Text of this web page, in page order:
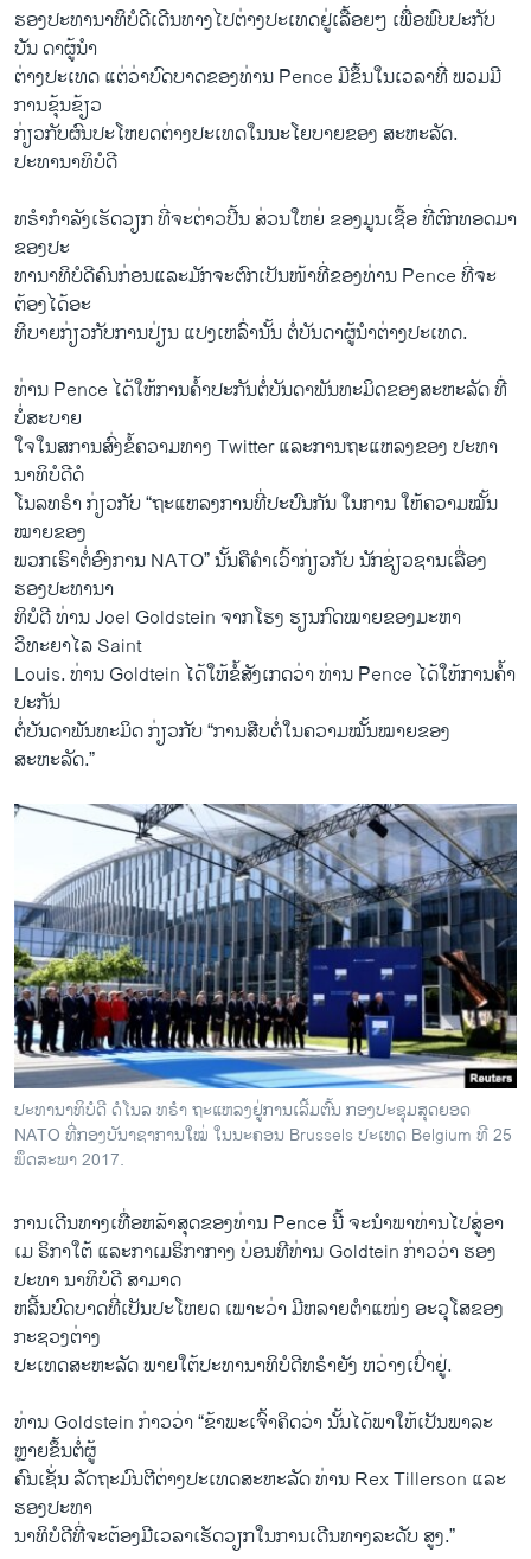
ຮອງປະທານາທິບໍດີເດີນທາງໄປຕ່າງປະເທດຢູ່ເລື້ອຍໆ ເພື່ອພົບປະກັບ
ບັນ ດາຜູ້ນຳ
ຕ່າງປະເທດ ແຕ່ວ່າບົດບາດຂອງທ່ານ Pence ມີຂຶ້ນໃນເວລາທີ່ ພວມ​ມີ​
ການ​ຂຸ້ນ​ຂ້ຽວ​
ກ່ຽວ​ກັບຜົນປະໂຫຍດຕ່າງປະເທດໃນນະໂຍບາຍ​ຂອງ ສະຫະລັດ.
ປະທານາທິບໍດີ
ທຣໍາກຳລັງເຮັດວຽກ ທີ່ຈະຕ່າວປີ້ນ ສ່ວນໃຫຍ່ ຂອງມູນ​ເຊື້ອ ທີ່ຕົກທອດມາ
ຂອງປະ
ທານາທິບໍດີຄົນກ່ອນແລະມັກຈະຕົກເປັນໜ້າທີ່ຂອງທ່ານ Pence ທີ່ຈະ
ຕ້ອງ​ໄດ້ອະ
ທິບາຍກ່ຽວ​ກັບການປ່ຽນ ແປງເຫລົ່ານັ້ນ ຕໍ່ບັນດາຜູ້ນຳຕ່າງປະເທດ.
ທ່ານ Pence ໄດ້ໃຫ້ການຄໍ້າປະກັນຕໍ່ບັນດາພັນທະມິດຂອງສະຫະລັດ ທີ່
ບໍ່ສະບາຍ
ໃຈ​ໃນ​ສການສົ່ງຂໍ້ຄວາມທາງ Twitter ແລະການຖະແຫລງຂອງ ປະທາ
ນາທິບໍດີດໍ
ໂນລທຣໍາ ກ່ຽວ​ກັບ “ຖະແຫລງການທີ່ປະ​ປົນ​ກັນ ​ໃນ​ການ ​ໃຫ້ຄວາມໝັ້ນ
ໝາຍຂອງ
ພວກເຮົາຕໍ່ອົງການ NATO” ນັ້ນຄື​ຄຳ​ເວົ້າກ່ຽວ​ກັບ ນັກ​ຊ່ຽວຊານ​ເລື່ອງ
ຮອງປະທານາ
ທິບໍດີ ທ່ານ Joel Goldstein ຈາກໂຮງ ຮຽນກົດໝາຍຂອງມະຫາ
ວິທະຍາໄລ Saint
Louis. ທ່ານ Goldtein ໄດ້ໃຫ້ຂໍ້ສັງເກດວ່າ ທ່ານ Pence ໄດ້ໃຫ້ການຄໍ້າ
ປະກັນ
ຕໍ່ບັນດາພັນທະມິດ ກ່ຽວ​ກັບ​ “ການສືບຕໍ່​ໃນຄວາມໝັ້ນໝາຍຂອງ
ສະຫະລັດ.”
ປະທານາທິບໍດີ ດໍໂນລ ທຣໍາ ຖະແຫລງຢູ່ການເລີ້ມຕົ້ນ ກອງປະຊຸມສຸດຍອດ
NATO ທີ່ກອງບັນາຊາການໃໝ່ ໃນນະຄອນ Brussels ປະເທດ Belgium ທີ 25
ພຶດສະພາ 2017.
ການ​ເດີນທາງ​ເທື່ອ​ຫລ້າ​ສຸດຂອງທ່ານ Pence ນີ້ ຈະນຳພາທ່ານໄປສູ່ອາ
ເມ ຣິກາໃຕ້ ແລະກາເມຣິກາກາງ ບ່ອນທີທ່ານ Goldtein ກ່າວວ່າ ຮອງ
ປະທາ ນາທິບໍດີ ສາມາດ
ຫລີ້ນບົດບາດທີ່​ເປັນ​ປະ​ໂຫຍ​ດ ເພາະວ່າ ມີຫລາຍຕຳ​ແໜ່​ງ ອະ​ວຸ​ໂສຂອງ
ກະຊວງຕ່າງ
ປະເທດສະຫະລັດ ພາຍໃຕ້ປະທານາທິບໍດີທຣໍາຍັງ ຫວ່າງເປົ່າຢູ່.
ທ່ານ Goldstein ກ່າວວ່າ “ຂ້າພະເຈົ້າຄິດວ່າ ນັ້ນ​ໄດ້​ພາ​ໃຫ້​ເປັນ​ພາລະ​
ຫຼາຍຂຶ້ນຕໍ່​ຜູ້
​ຄົນ​ເຊັ່ນ ລັດຖະມົນຕີຕ່າງປະເທດສະຫະລັດ ທ່ານ Rex Tillerson ແລະ
ຮອງປະທາ
ນາທິບໍດີທີ່ຈະຕ້ອງມີເວລາເຮັດວຽກ​ໃນ​ການເດີນທາງລະດັບ ສູງ.”